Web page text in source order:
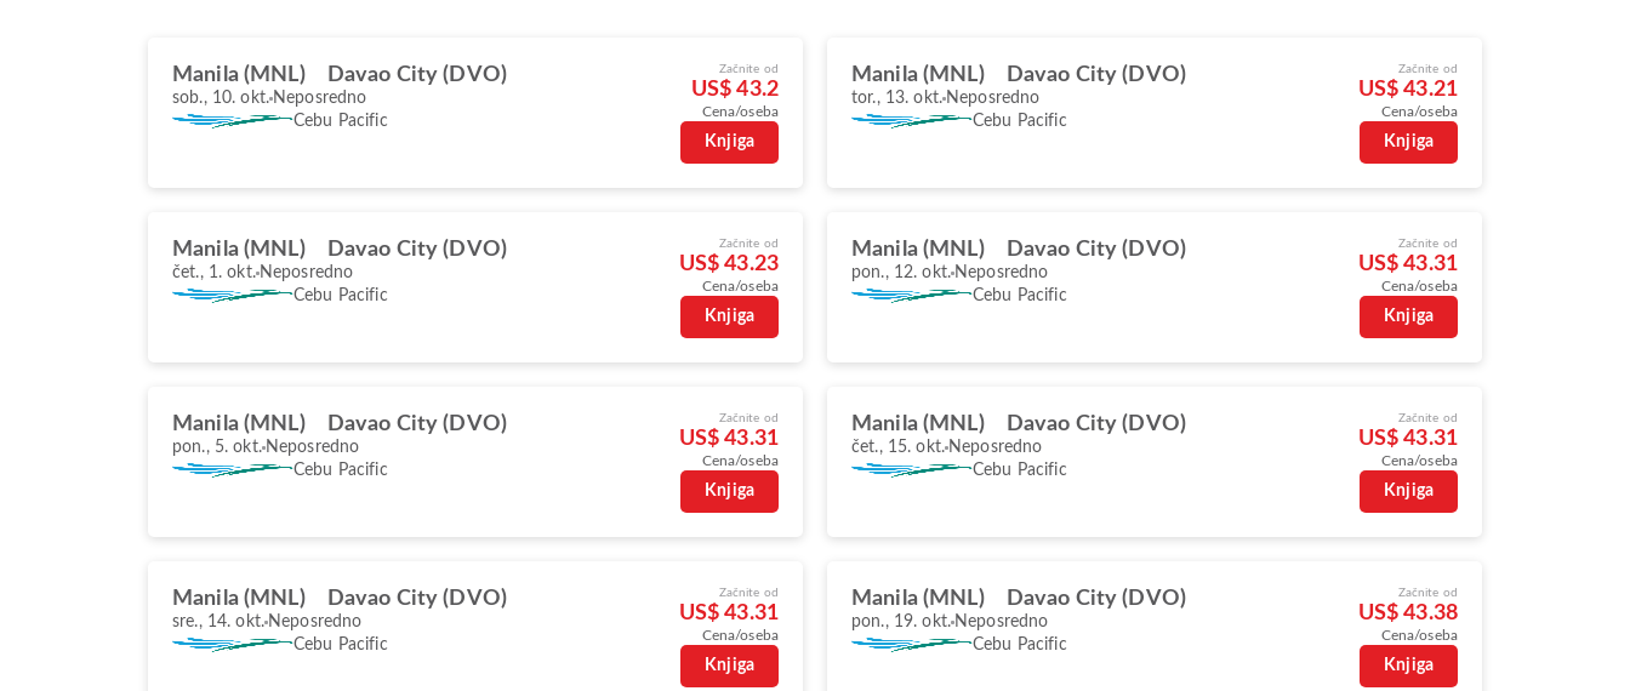
Manila (MNL) Davao City (DVO)
sob., 10. okt. Neposredno
Cebu Pacific
Začnite od
US$ 43.2
Cena/oseba
Knjiga
Manila (MNL) Davao City (DVO)
tor., 13. okt. Neposredno
Cebu Pacific
Začnite od
US$ 43.21
Cena/oseba
Knjiga
Manila (MNL) Davao City (DVO)
čet., 1. okt. Neposredno
Cebu Pacific
Začnite od
US$ 43.23
Cena/oseba
Knjiga
Manila (MNL) Davao City (DVO)
pon., 12. okt. Neposredno
Cebu Pacific
Začnite od
US$ 43.31
Cena/oseba
Knjiga
Manila (MNL) Davao City (DVO)
pon., 5. okt. Neposredno
Cebu Pacific
Začnite od
US$ 43.31
Cena/oseba
Knjiga
Manila (MNL) Davao City (DVO)
čet., 15. okt. Neposredno
Cebu Pacific
Začnite od
US$ 43.31
Cena/oseba
Knjiga
Manila (MNL) Davao City (DVO)
sre., 14. okt. Neposredno
Cebu Pacific
Začnite od
US$ 43.31
Cena/oseba
Knjiga
Manila (MNL) Davao City (DVO)
pon., 19. okt. Neposredno
Cebu Pacific
Začnite od
US$ 43.38
Cena/oseba
Knjiga